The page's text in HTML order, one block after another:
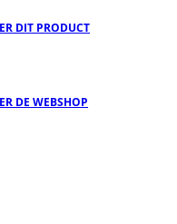
DIT PRODUCT
DE WEBSHOP